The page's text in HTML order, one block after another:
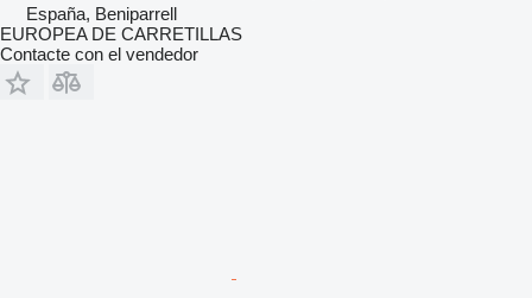
España, Beniparrell
EUROPEA DE CARRETILLAS
Contacte con el vendedor